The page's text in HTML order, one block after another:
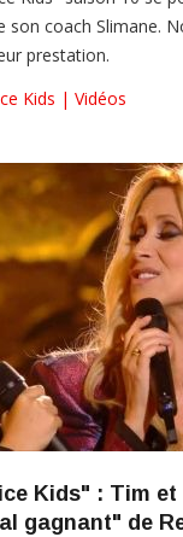
son coach Slimane.
prestation.
Kids | Vidéos
Kids" : Tim
gagnant" de